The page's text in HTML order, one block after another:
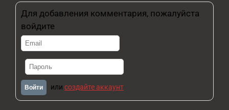
Для добавления комментария, пожалуйста
войдите
Войти или создайте аккаунт